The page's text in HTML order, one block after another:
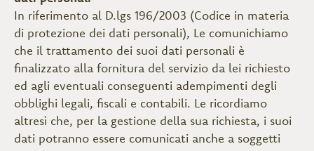
In riferimento al D.lgs 196/2003 (Codice in materia
di protezione dei dati personali), Le comunichiamo
che il trattamento dei suoi dati personali è
finalizzato alla fornitura del servizio da lei richiesto
ed agli eventuali conseguenti adempimenti degli
obblighi legali, fiscali e contabili. Le ricordiamo
altresì che, per la gestione della sua richiesta, i suoi
dati potranno essere comunicati anche a soggetti